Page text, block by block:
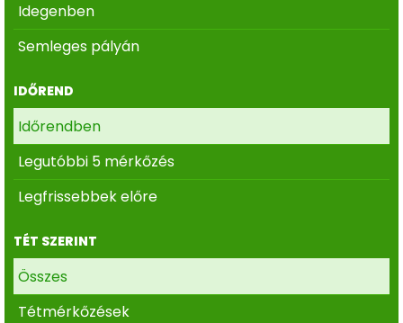
Idegenben
Semleges pályán
IDŐREND
Időrendben
Legutóbbi 5 mérkőzés
Legfrissebbek előre
TÉT SZERINT
Összes
Tétmérkőzések